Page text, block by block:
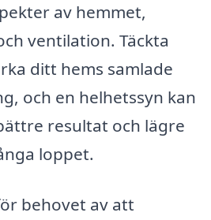
av hemmet,
ventilation. Täckta
ditt hems samlade
och en helhetssyn kan
resultat och lägre
loppet.
behovet av att